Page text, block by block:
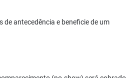
de antecedência e beneficie de um